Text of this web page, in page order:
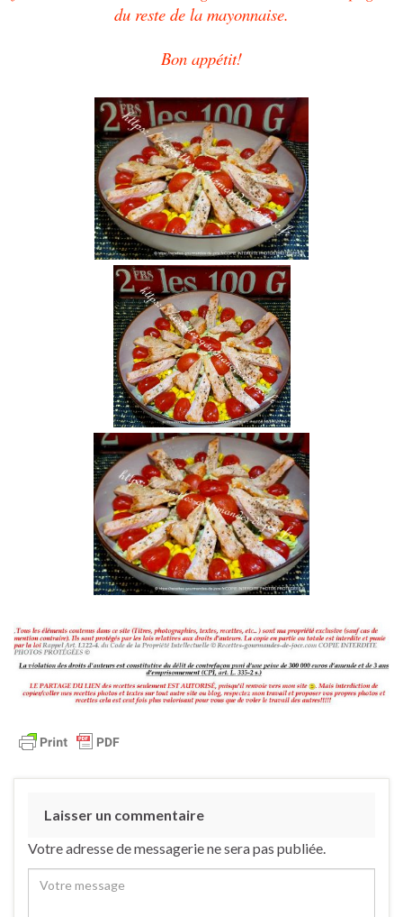
du reste de la mayonnaise.
Bon appétit!
Laisser un commentaire
Votre adresse de messagerie ne sera pas publiée.